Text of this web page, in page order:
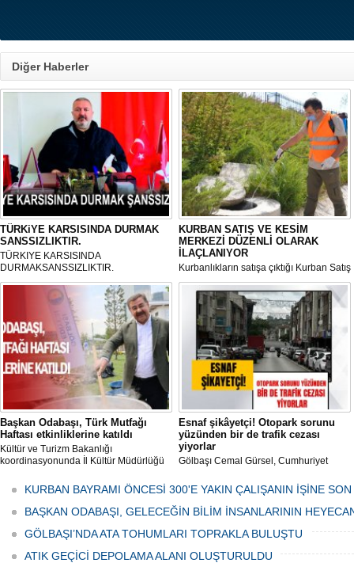
Diğer Haberler
TÜRKiYE KARSISINDA DURMAK
SANSSIZLIKTIR.
TÜRKIYE KARSISINDA
DURMAKSANSSIZLIKTIR.
KURBAN SATIŞ VE KESİM
MERKEZİ DÜZENLİ OLARAK
İLAÇLANIYOR
Kurbanlıkların satışa çıktığı Kurban Satış
ve Kesim Merkezi, haşere ve
mikropların önüne geçilmesi amacıyla
her gün Gölbaşı Belediyesi ekipleri
tarafından düzenli olarak ilaçlanıyor.
Başkan Odabaşı, Türk Mutfağı
Haftası etkinliklerine katıldı
Kültür ve Turizm Bakanlığı
koordinasyonunda İl Kültür Müdürlüğü
Haftası" etkinlikleri Ankara'da devam
ediyor.
Esnaf şikâyetçi! Otopark sorunu
yüzünden bir de trafik cezası
yiyorlar
Gölbaşı Cemal Gürsel, Cumhuriyet
bulunan esnaf ve alışverişe gelen
vatandaşlar park cezaları yüzünden
canından bezdi.
KURBAN BAYRAMI ÖNCESİ 300'E YAKIN ÇALIŞANIN İŞİNE
BAŞKAN ODABAŞI, GELECEĞİN BİLİM İNSANLARININ
GÖLBAŞI’NDA ATA TOHUMLARI TOPRAKLA BULUŞTU
ATIK GEÇİCİ DEPOLAMA ALANI OLUŞTURULDU